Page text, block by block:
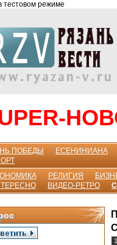
тестовом режиме
ПОБЕДЫ ЕСЕНИНИАНА
РЕЛИГИЯ
ВИДЕО-РЕТРО